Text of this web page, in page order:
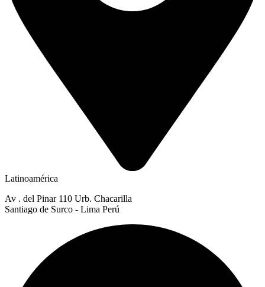
Latinoamérica
Av . del Pinar 110 Urb. Chacarilla
Santiago de Surco - Lima Perú